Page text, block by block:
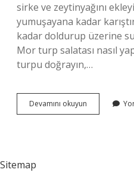
sirke ve zeytinyağını
yumuşayana kadar
kadar doldurup üzerine
Mor turp salatası nasıl
turpu doğrayın,…
Devamını okuyun
Sultan
Sitemap